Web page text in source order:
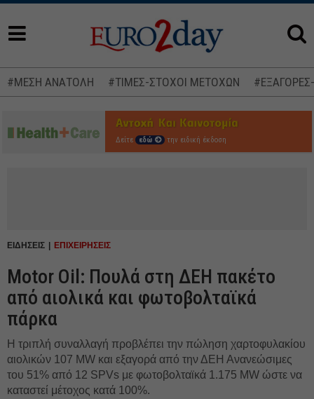
#ΜΕΣΗ ΑΝΑΤΟΛΗ #ΤΙΜΕΣ-ΣΤΟΧΟΙ ΜΕΤΟΧΩΝ
Δείτε εδώ την ειδική έκδοση
ΕΙΔΗΣΕΙΣ ΕΠΙΧΕΙΡΗΣΕΙΣ
Motor Oil: Πουλά στη ΔΕΗ πακέτο
από αιολικά και φωτοβολταϊκά
πάρκα
Η τριπλή συναλλαγή προβλέπει την πώληση χαρτοφυλακίου
αιολικών 107 MW και εξαγορά από την ΔΕΗ Ανανεώσιμες
του 51% από 12 SPVs με φωτοβολταϊκά 1.175 MW ώστε να
καταστεί μέτοχος κατά 100%.